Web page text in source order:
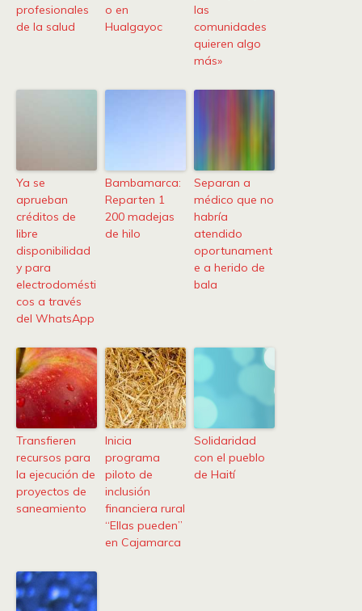
profesionales
de la salud
o en
Hualgayoc
las
comunidades
quieren algo
más»
Ya se
aprueban
créditos de
libre
disponibilidad
y para
electrodomésti
cos a través
del WhatsApp
Bambamarca:
Reparten 1
200 madejas
de hilo
Separan a
médico que no
habría
atendido
oportunament
e a herido de
bala
Transfieren
recursos para
la ejecución de
proyectos de
saneamiento
Inicia
programa
piloto de
inclusión
financiera rural
“Ellas pueden”
en Cajamarca
Solidaridad
con el pueblo
de Haití